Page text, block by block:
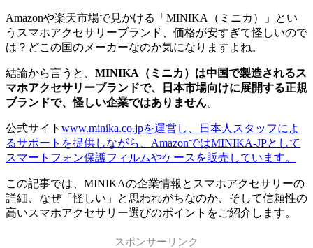
Amazonや楽天市場で見かける「MINIKA（ミニカ）」とい
うスマホアクセサリーブランド、価格が安すぎて怪しいので
は？どこの国のメーカーなのか気になりますよね。
結論から言うと、 MINIKA（ミニカ）は中国で製造されるス
マホアクセサリーブランドで、日本市場向けに展開する正規
ブランドで、怪しい企業ではありません。
公式サイト www.minika.co.jpを運営し、日本人スタッフによ
るサポートを提供しながら、AmazonではMINIKA-JPとして
スマートフォン保護フィルムやケースを販売しています。
この記事では、MINIKAの企業情報とスマホアクセサリーの
詳細、なぜ「怪しい」と思われがちなのか、そして信頼性の
高いスマホアクセサリー選びのポイントをご紹介します。
スポンサーリンク